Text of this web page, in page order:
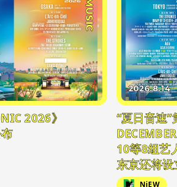
#MUSIC
2026》
2026.8.14
“夏日音速
DECEMBER
10等8组艺
东京还将
NiEW